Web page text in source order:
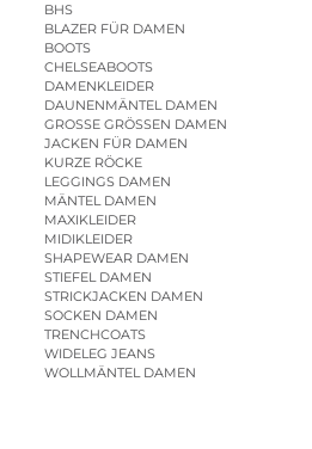
BHS
BLAZER FÜR DAMEN
BOOTS
CHELSEABOOTS
DAMENKLEIDER
DAUNENMÄNTEL DAMEN
GROSSE GRÖSSEN DAMEN
JACKEN FÜR DAMEN
KURZE RÖCKE
LEGGINGS DAMEN
MÄNTEL DAMEN
MAXIKLEIDER
MIDIKLEIDER
SHAPEWEAR DAMEN
STIEFEL DAMEN
STRICKJACKEN DAMEN
SOCKEN DAMEN
TRENCHCOATS
WIDELEG JEANS
WOLLMÄNTEL DAMEN